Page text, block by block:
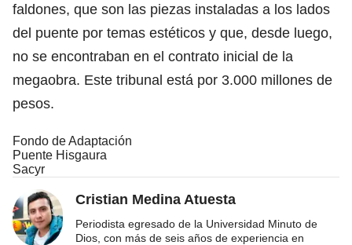
faldones, que son las piezas instaladas a los lados
del puente por temas estéticos y que, desde luego,
no se encontraban en el contrato inicial de la
megaobra. Este tribunal está por 3.000 millones de
pesos.
Fondo de Adaptación
Puente Hisgaura
Sacyr
Cristian Medina Atuesta
Periodista egresado de la Universidad Minuto de
Dios, con más de seis años de experiencia en